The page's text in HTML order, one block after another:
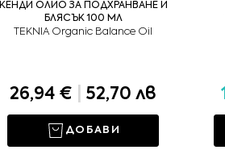
КЕНДИ ОЛИО ЗА ПОДХРАНВАНЕ И
БЛЯСЪК 100 МЛ
TEKNIA Organic Balance Oil
26,94 € 52,70 лв
ДОБАВИ